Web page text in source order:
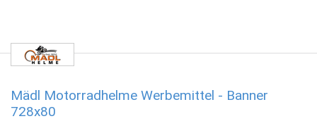
Mädl Motorradhelme Werbemittel - Banner
728x80